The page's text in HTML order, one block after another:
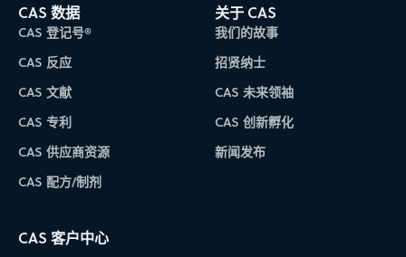
CAS 数据
CAS 登记号®
CAS 反应
CAS 文献
CAS 专利
CAS 供应商资源
CAS 配方/制剂
关于 CAS
我们的故事
招贤纳士
CAS 未来领袖
CAS 创新孵化
新闻发布
CAS 客户中心